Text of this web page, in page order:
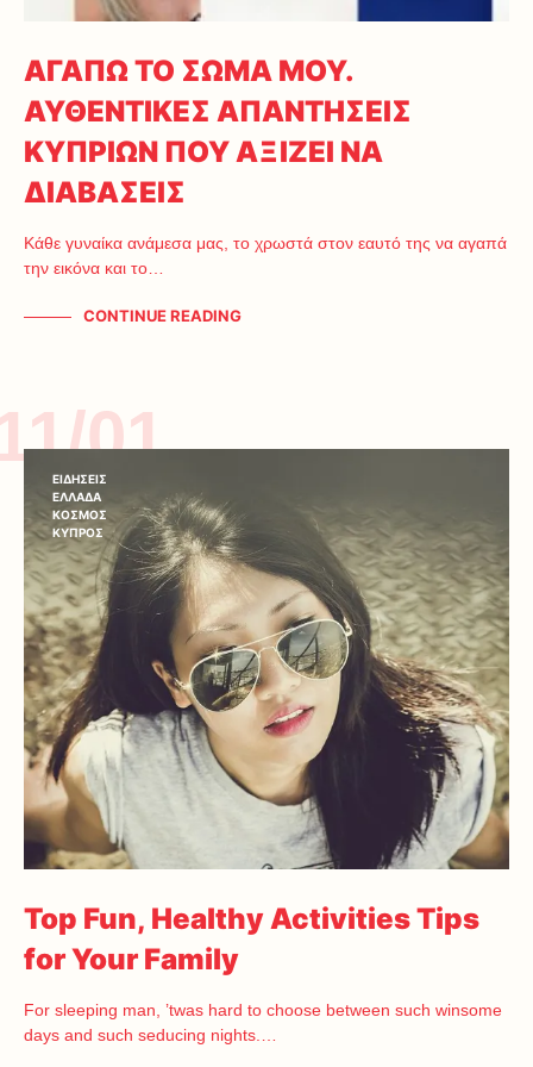
ΑΓΑΠΩ ΤΟ ΣΩΜΑ ΜΟΥ.
ΑΥΘΕΝΤΙΚΕΣ ΑΠΑΝΤΗΣΕΙΣ
ΚΥΠΡΙΩΝ ΠΟΥ ΑΞΙΖΕΙ ΝΑ
ΔΙΑΒΑΣΕΙΣ
Κάθε γυναίκα ανάμεσα μας, το χρωστά στον εαυτό της να αγαπά
την εικόνα και το…
CONTINUE READING
01
ΕΙΔΗΣΕΙΣ
ΕΛΛΑΔΑ
ΚΟΣΜΟΣ
ΚΥΠΡΟΣ
Top Fun, Healthy Activities Tips
for Your Family
For sleeping man, ’twas hard to choose between such winsome
days and such seducing nights.…